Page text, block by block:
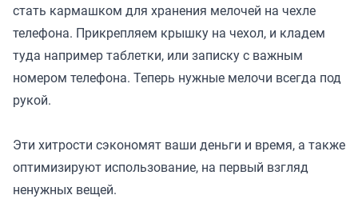
стать кармашком для хранения мелочей на чехле
телефона. Прикрепляем крышку на чехол, и кладем
туда например таблетки, или записку с важным
номером телефона. Теперь нужные мелочи всегда под
рукой.
Эти хитрости сэкономят ваши деньги и время, а также
оптимизируют использование, на первый взгляд
ненужных вещей.